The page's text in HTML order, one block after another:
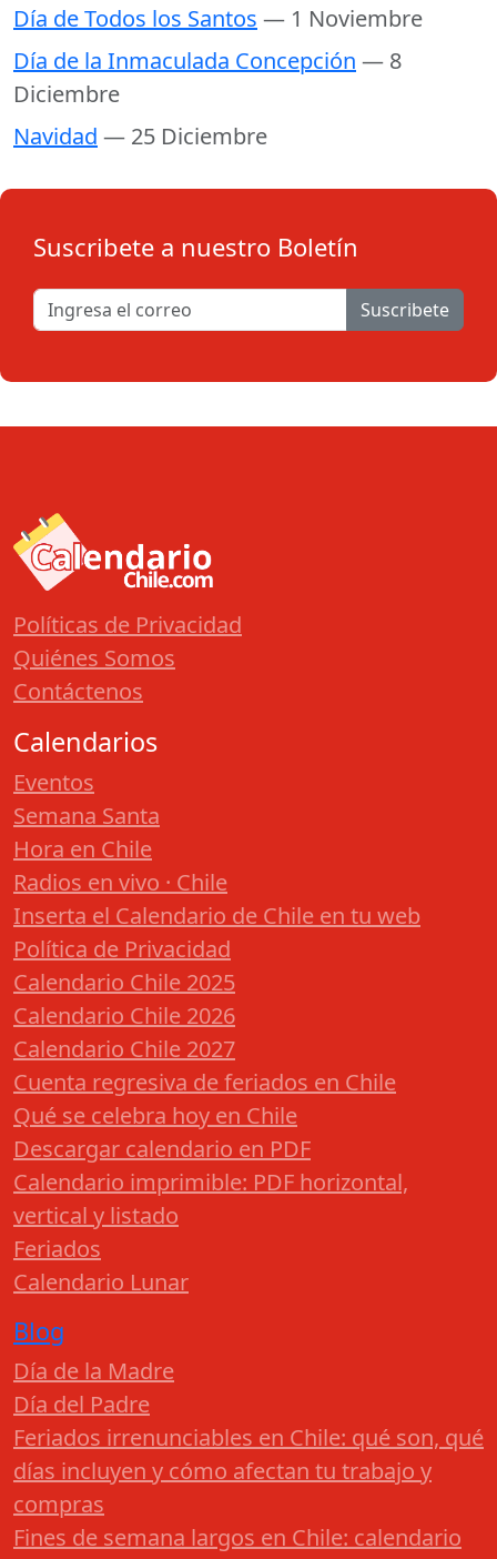
Día de Todos los Santos — 1 Noviembre
Día de la Inmaculada Concepción — 8
Diciembre
Navidad — 25 Diciembre
Suscribete a nuestro Boletín
Suscribete
Políticas de Privacidad
Quiénes Somos
Contáctenos
Calendarios
Eventos
Semana Santa
Hora en Chile
Radios en vivo · Chile
Inserta el Calendario de Chile en tu web
Política de Privacidad
Calendario Chile 2025
Calendario Chile 2026
Calendario Chile 2027
Cuenta regresiva de feriados en Chile
Qué se celebra hoy en Chile
Descargar calendario en PDF
Calendario imprimible: PDF horizontal,
vertical y listado
Feriados
Calendario Lunar
Blog
Día de la Madre
Día del Padre
Feriados irrenunciables en Chile: qué son, qué
días incluyen y cómo afectan tu trabajo y
compras
Fines de semana largos en Chile: calendario